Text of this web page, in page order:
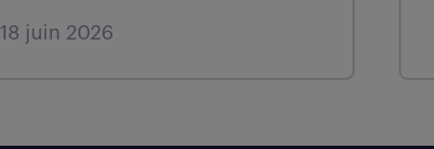
18 juin 2026